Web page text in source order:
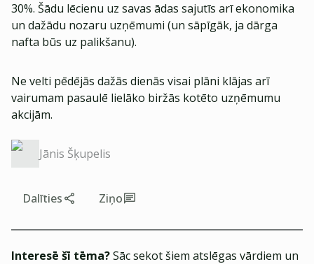
30%. Šādu lēcienu uz savas ādas sajutīs arī ekonomika
un dažādu nozaru uzņēmumi (un sāpīgāk, ja dārga
nafta būs uz palikšanu).
Ne velti pēdējās dažās dienās visai plāni klājas arī
vairumam pasaulē lielāko biržās kotēto uzņēmumu
akcijām.
Jānis Šķupelis
Dalīties Ziņo
Interesē šī tēma?Sāc sekot šiem atslēgas vārdiem un